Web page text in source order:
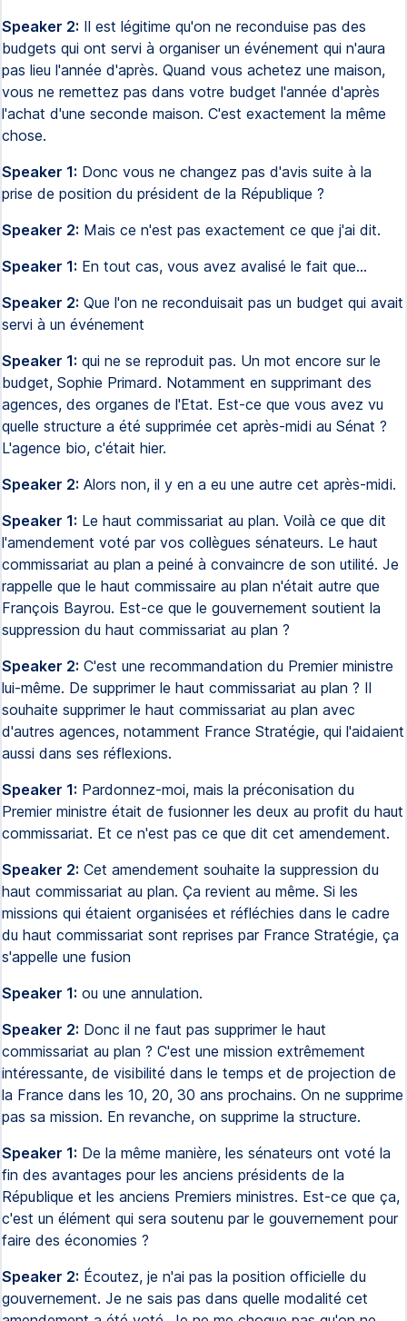
Speaker 2: Il est légitime qu'on ne reconduise pas des
budgets qui ont servi à organiser un événement qui n'aura
pas lieu l'année d'après. Quand vous achetez une maison,
vous ne remettez pas dans votre budget l'année d'après
l'achat d'une seconde maison. C'est exactement la même
chose.
Speaker 1: Donc vous ne changez pas d'avis suite à la
prise de position du président de la République ?
Speaker 2: Mais ce n'est pas exactement ce que j'ai dit.
Speaker 1: En tout cas, vous avez avalisé le fait que...
Speaker 2: Que l'on ne reconduisait pas un budget qui avait
servi à un événement
Speaker 1: qui ne se reproduit pas. Un mot encore sur le
budget, Sophie Primard. Notamment en supprimant des
agences, des organes de l'Etat. Est-ce que vous avez vu
quelle structure a été supprimée cet après-midi au Sénat ?
L'agence bio, c'était hier.
Speaker 2: Alors non, il y en a eu une autre cet après-midi.
Speaker 1: Le haut commissariat au plan. Voilà ce que dit
l'amendement voté par vos collègues sénateurs. Le haut
commissariat au plan a peiné à convaincre de son utilité. Je
rappelle que le haut commissaire au plan n'était autre que
François Bayrou. Est-ce que le gouvernement soutient la
suppression du haut commissariat au plan ?
Speaker 2: C'est une recommandation du Premier ministre
lui-même. De supprimer le haut commissariat au plan ? Il
souhaite supprimer le haut commissariat au plan avec
d'autres agences, notamment France Stratégie, qui l'aidaient
aussi dans ses réflexions.
Speaker 1: Pardonnez-moi, mais la préconisation du
Premier ministre était de fusionner les deux au profit du haut
commissariat. Et ce n'est pas ce que dit cet amendement.
Speaker 2: Cet amendement souhaite la suppression du
haut commissariat au plan. Ça revient au même. Si les
missions qui étaient organisées et réfléchies dans le cadre
du haut commissariat sont reprises par France Stratégie, ça
s'appelle une fusion
Speaker 1: ou une annulation.
Speaker 2: Donc il ne faut pas supprimer le haut
commissariat au plan ? C'est une mission extrêmement
intéressante, de visibilité dans le temps et de projection de
la France dans les 10, 20, 30 ans prochains. On ne supprime
pas sa mission. En revanche, on supprime la structure.
Speaker 1: De la même manière, les sénateurs ont voté la
fin des avantages pour les anciens présidents de la
République et les anciens Premiers ministres. Est-ce que ça,
c'est un élément qui sera soutenu par le gouvernement pour
faire des économies ?
Speaker 2: Écoutez, je n'ai pas la position officielle du
gouvernement. Je ne sais pas dans quelle modalité cet